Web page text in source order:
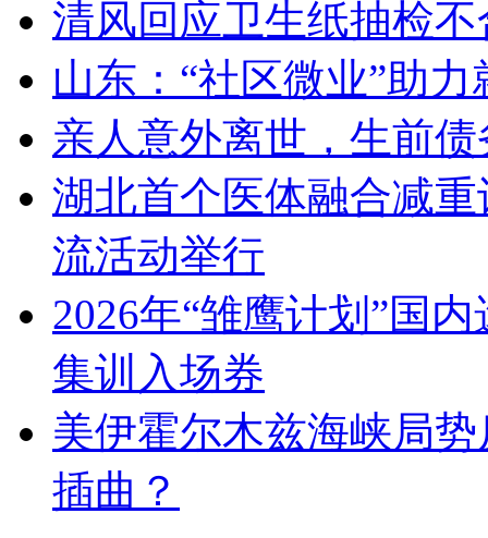
清风回应卫生纸抽检
山东：“社区微业”助力
亲人意外离世，生前
湖北首个医体融合减
流活动举行
2026年“雏鹰计划”国
集训入场券
美伊霍尔木兹海峡局
插曲？